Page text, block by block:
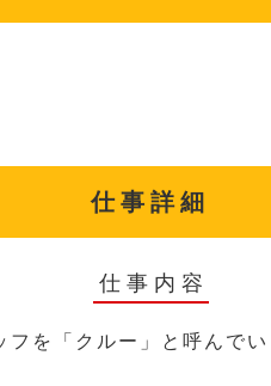
仕事詳細
仕事内容
を「クルー」と呼んで